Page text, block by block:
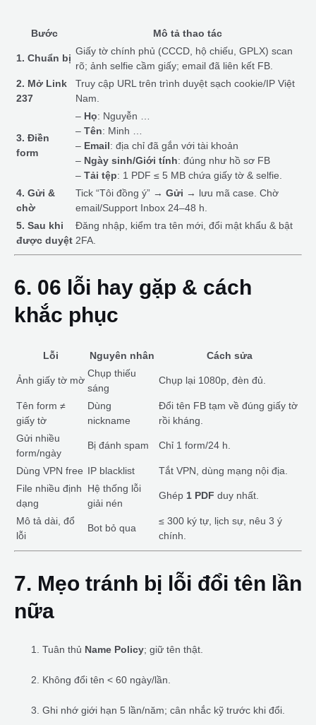
Bước Mô tả thao tác
1. Chuẩn bị
Giấy tờ chính phủ (CCCD, hộ chiếu, GPLX) scan
rõ; ảnh selfie cầm giấy; email đã liên kết FB.
2. Mở Link
237
Truy cập URL trên trình duyệt sạch cookie/IP Việt
Nam.
3. Điền
form
– Họ: Nguyễn …
– Tên: Minh …
– Email: địa chỉ đã gắn với tài khoản
– Ngày sinh/Giới tính: đúng như hồ sơ FB
– Tải tệp: 1 PDF ≤ 5 MB chứa giấy tờ & selfie.
4. Gửi &
chờ
Tick “Tôi đồng ý” → Gửi → lưu mã case. Chờ
email/Support Inbox 24–48 h.
5. Sau khi
được duyệt
Đăng nhập, kiểm tra tên mới, đổi mật khẩu & bật
2FA.
6. 06 lỗi hay gặp & cách
khắc phục
Lỗi Nguyên nhân Cách sửa
Ảnh giấy tờ mờ
Chụp thiếu
sáng
Chụp lại 1080p, đèn đủ.
Tên form ≠
giấy tờ
Dùng
nickname
Đổi tên FB tạm về đúng giấy tờ
rồi kháng.
Gửi nhiều
form/ngày
Bị đánh spam Chỉ 1 form/24 h.
Dùng VPN free IP blacklist
Tắt VPN, dùng mạng nội địa.
File nhiều định
dạng
Hệ thống lỗi
giải nén
Ghép 1 PDF duy nhất.
Mô tả dài, đổ
lỗi
Bot bỏ qua
≤ 300 ký tự, lịch sự, nêu 3 ý
chính.
7. Mẹo tránh bị lỗi đổi tên lần
nữa
Tuân thủ Name Policy; giữ tên thật.
Không đổi tên < 60 ngày/lần.
Ghi nhớ giới hạn 5 lần/năm; cân nhắc kỹ trước khi đổi.